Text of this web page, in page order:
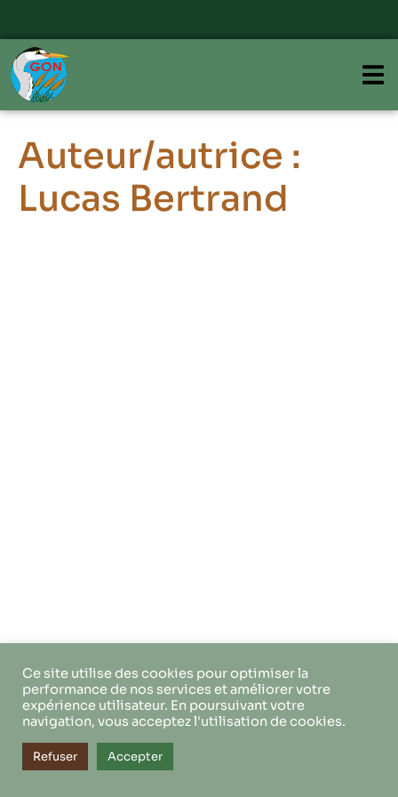
Auteur/autrice :
Lucas Bertrand
Ce site utilise des cookies pour optimiser la
performance de nos services et améliorer votre
expérience utilisateur. En poursuivant votre
navigation, vous acceptez l'utilisation de cookies.
Refuser Accepter